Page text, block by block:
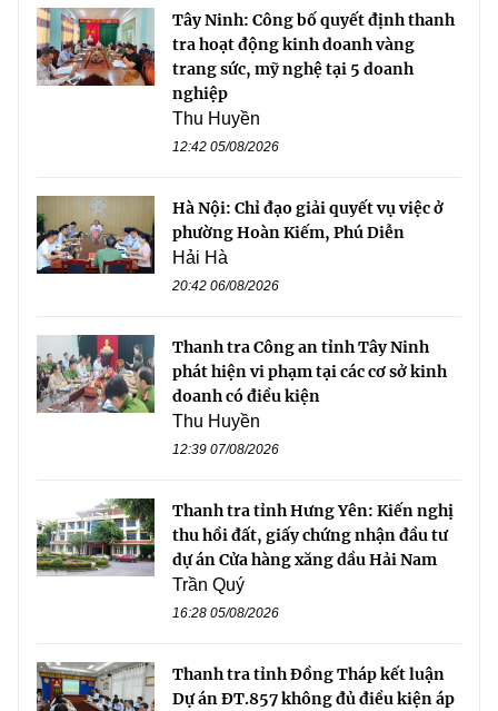
Tây Ninh: Công bố quyết định thanh
tra hoạt động kinh doanh vàng
trang sức, mỹ nghệ tại 5 doanh
nghiệp
Thu Huyền
12:42 05/08/2026
Hà Nội: Chỉ đạo giải quyết vụ việc ở
phường Hoàn Kiếm, Phú Diễn
Hải Hà
20:42 06/08/2026
Thanh tra Công an tỉnh Tây Ninh
phát hiện vi phạm tại các cơ sở kinh
doanh có điều kiện
Thu Huyền
12:39 07/08/2026
Thanh tra tỉnh Hưng Yên: Kiến nghị
thu hồi đất, giấy chứng nhận đầu tư
dự án Cửa hàng xăng dầu Hải Nam
Trần Quý
16:28 05/08/2026
Thanh tra tỉnh Đồng Tháp kết luận
Dự án ĐT.857 không đủ điều kiện áp